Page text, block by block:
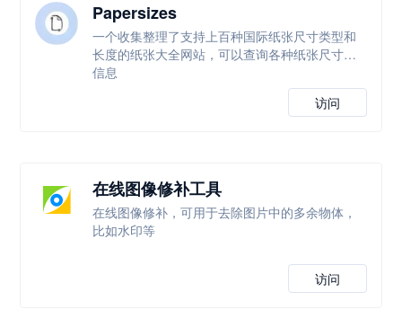
Papersizes
一个收集整理了支持上百种国际纸张尺寸类型和
长度的纸张大全网站，可以查询各种纸张尺寸等
信息
访问
在线图像修补工具
在线图像修补，可用于去除图片中的多余物体，
比如水印等
访问